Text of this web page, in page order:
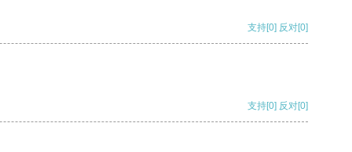
支持[0] 反对[0]
支持[0] 反对[0]